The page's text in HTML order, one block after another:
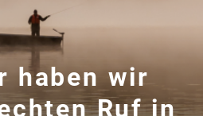
haben wir
Ruf in